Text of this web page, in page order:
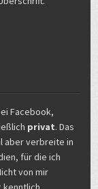
Facebook,
privat. Das
aber verbreite in
für die ich
von mir